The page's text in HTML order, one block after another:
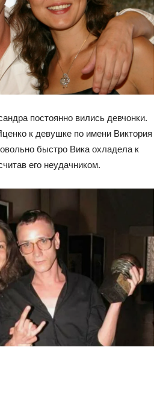
постоянно вились девчонки.
к девушке по имени Виктория
быстро Вика охладела к
его неудачником.